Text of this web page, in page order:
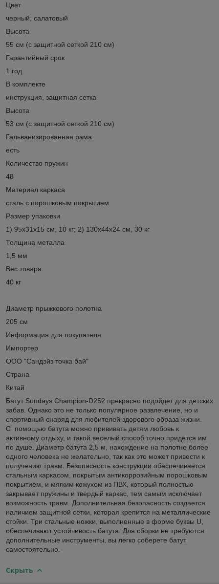
Цвет
черный, салатовый
Высота
55 см (с защитной сеткой 210 см)
Гарантийный срок
1 год
В комплекте
инструкция, защитная сетка
Высота
53 см (с защитной сеткой 210 см)
Гальванизированная рама
есть
Количество пружин
48
Материал каркаса
сталь с порошковым покрытием
Размер упаковки
1) 95х31х15 см, 10 кг; 2) 130х44х24 см, 30 кг
Толщина металла
1,5 мм
Вес товара
40 кг
Диаметр прыжкового полотна
205 см
Информация для покупателя
Импортер
ООО "Сандэйз точка бай"
Страна
Китай
Батут Sundays Champion-D252 прекрасно подойдет для детских
забав. Однако это не только популярное развлечение, но и
спортивный снаряд для любителей здорового образа жизни.
С помощью батута можно прививать детям любовь к
активному отдыху, и такой веселый способ точно придется им
по душе. Диаметр батута 2,5 м, нахождение на полотне более
одного человека не желательно, так как это может привести к
получению травм. Безопасность конструкции обеспечивается
стальным каркасом, покрытым антикоррозийным порошковым
покрытием, и мягким кожухом из ПВХ, который полностью
закрывает пружины и твердый каркас, тем самым исключает
возможность травм. Дополнительная безопасность создается
наличием защитной сетки, которая крепится на металлические
стойки. Три стальные ножки, выполненные в форме буквы U,
обеспечивают устойчивость батута. Для сборки не требуются
дополнительные инструменты, вы легко соберете батут
самостоятельно.
Скрыть